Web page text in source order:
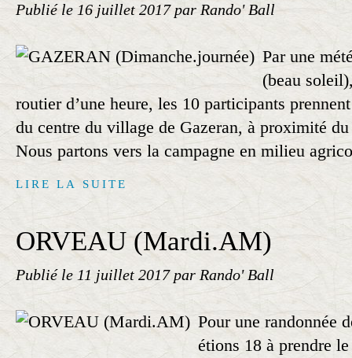
Publié le 16 juillet 2017 par Rando' Ball
Par une
(beau
routier d’une heure, les 10 participants
du centre du village de Gazeran, à proximité
Nous partons vers la campagne en milieu
LIRE LA SUITE
ORVEAU (Mardi.AM)
Publié le 11 juillet 2017 par Rando' Ball
Pour une randonnée
étions 18 à prendre